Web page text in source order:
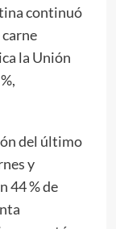
continuó
la Unión
del último
y
44 % de